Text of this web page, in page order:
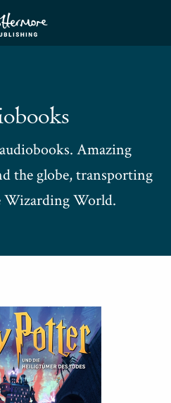
Amazing
the globe, transporting
Wizarding World.